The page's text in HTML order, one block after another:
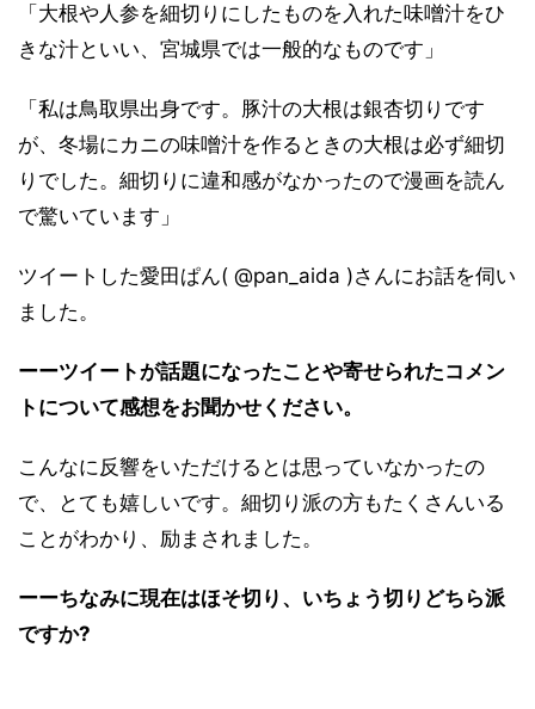
「大根や人参を細切りにしたものを入れた味噌汁をひ
きな汁といい、宮城県では一般的なものです」
「私は鳥取県出身です。豚汁の大根は銀杏切りです
が、冬場にカニの味噌汁を作るときの大根は必ず細切
りでした。細切りに違和感がなかったので漫画を読ん
で驚いています」
ツイートした愛田ぱん( @pan_aida )さんにお話を伺い
ました。
ーーツイートが話題になったことや寄せられたコメン
トについて感想をお聞かせください。
こんなに反響をいただけるとは思っていなかったの
で、とても嬉しいです。細切り派の方もたくさんいる
ことがわかり、励まされました。
ーーちなみに現在はほそ切り、いちょう切りどちら派
ですか?